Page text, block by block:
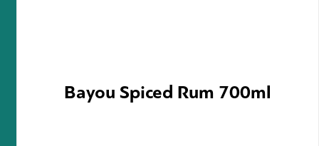
Bayou Spiced Rum 700ml